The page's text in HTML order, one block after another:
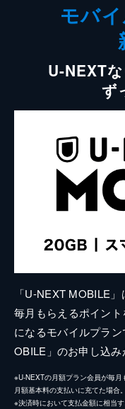
モバ
U-NEXT
ず
「U-NEXT MOBILE
毎月もらえるポイン
になるモバイルプラ
OBILE」のお申し込み
※U-NEXTの月額プラン会員が毎
月額基本料の支払いに充てた場合。
※決済時において支払金額に相当